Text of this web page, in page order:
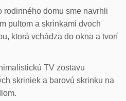
rodinného domu sme navrhli
pultom a skrinkami dvoch
ktorá vchádza do okna a tvorí
TV zostavu
skriniek a barovú skrinku na